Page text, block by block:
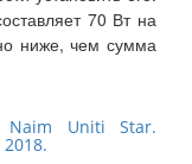
70 Вт на
ниже, чем сумма
Naim Uniti Star.